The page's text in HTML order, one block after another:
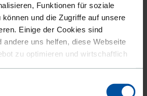
Funktionen für soziale
können und die Zugriffe auf unsere
Einige der Cookies sind
andere uns helfen, diese Webseite
zu optimieren und wirtschaftlich
Informationen zu Ihrer Verwendung
WEITERE ERGEBNISSE LADEN
Aufträge in Offenbach am